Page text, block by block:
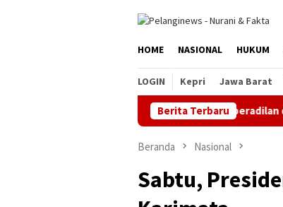
HOME NASIONAL HUKUM
LOGIN Kepri Jawa Barat
Berita Terbaru
ASN Pemprov DKI Jakarta Ajukan Praperadilan di
Beranda Nasional
Sabtu,